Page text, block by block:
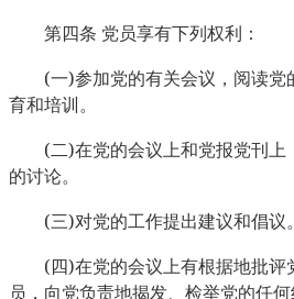
第四条 党员享有下列权利：
(一)参加党的有关会议，阅读党
育和培训。
(二)在党的会议上和党报党刊上
的讨论。
(三)对党的工作提出建议和倡议。
( 四)在党的会议上有根据地批评
员，向党负责地揭发、检举党的任